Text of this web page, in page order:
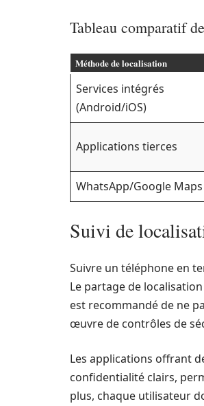
Tableau comparatif
Méthode de localisation
Services intégrés
(Android/iOS)
Applications tierces
WhatsApp/Google Maps
Suivi de
Suivre un téléphone en
Le partage de
est recommandé de ne
œuvre de contrôles de
Les applications offrant
confidentialité clairs,
plus, chaque utilisateur